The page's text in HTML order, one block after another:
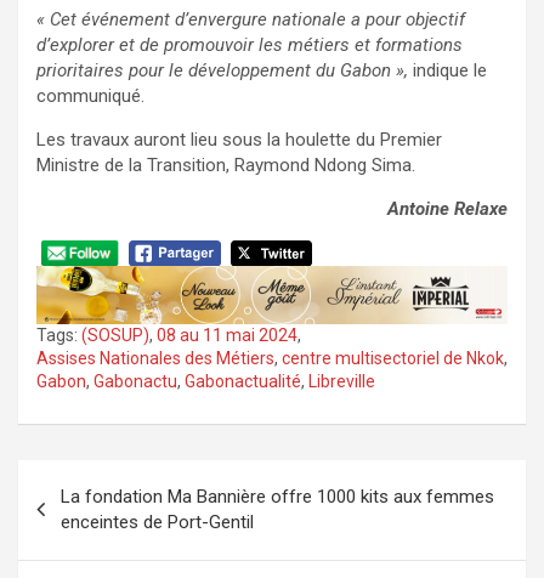
« Cet événement d’envergure nationale a pour objectif
d’explorer et de promouvoir les métiers et formations
prioritaires pour le développement du Gabon », indique le
communiqué.
Les travaux auront lieu sous la houlette du Premier
Ministre de la Transition, Raymond Ndong Sima.
Antoine Relaxe
Tags: (SOSUP), 08 au 11 mai 2024,
Assises Nationales des Métiers, centre multisectoriel de Nkok,
Gabon, Gabonactu, Gabonactualité, Libreville
de
l’article
La fondation Ma Bannière offre 1000 kits aux femmes
enceintes de Port-Gentil